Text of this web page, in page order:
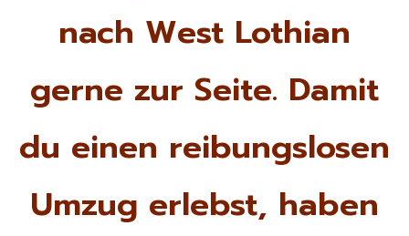
nach West Lothian
gerne zur Seite. Damit
du einen reibungslosen
Umzug erlebst, haben